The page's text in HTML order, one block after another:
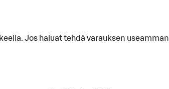
Jos haluat tehdä varauksen useamman